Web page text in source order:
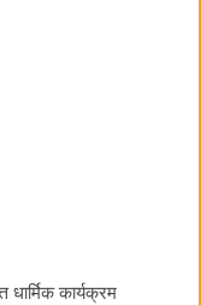
धार्मिक कार्यक्रम